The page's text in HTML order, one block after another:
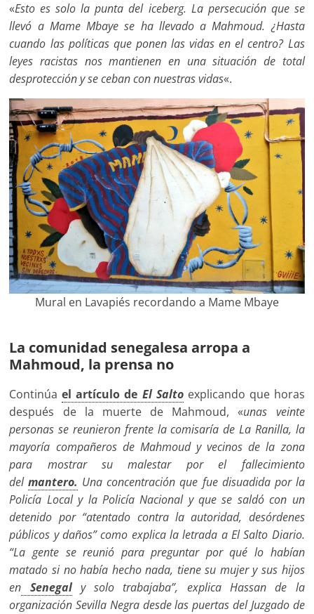
«Esto es solo la punta del iceberg. La persecución que se
llevó a Mame Mbaye se ha llevado a Mahmoud. ¿Hasta
cuando las políticas que ponen las vidas en el centro? Las
leyes racistas nos mantienen en una situación de total
desprotección y se ceban con nuestras vidas«.
Mural en Lavapiés recordando a Mame Mbaye
La comunidad senegalesa arropa a
Mahmoud, la prensa no
Continúael artículo de El Saltoexplicando que horas
después de la muerte de Mahmoud, «unas veinte
personas se reunieron frente la comisaría de La Ranilla, la
mayoría compañeros de Mahmoud y vecinos de la zona
para mostrar su malestar por el fallecimiento
delmantero. Una concentración que fue disuadida por la
Policía Local y la Policía Nacional y que se saldó con un
detenido por “atentado contra la autoridad, desórdenes
públicos y daños” como explica la letrada a El Salto Diario.
“La gente se reunió para preguntar por qué lo habían
matado si no había hecho nada, tiene su mujer y sus hijos
en Senegaly solo trabajaba”, explica Hassan de la
organización Sevilla Negra desde las puertas del Juzgado de